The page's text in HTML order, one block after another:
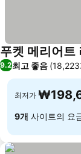
푸켓 메리어트
9.2최고 좋음
최저가
9개 사이트의 요